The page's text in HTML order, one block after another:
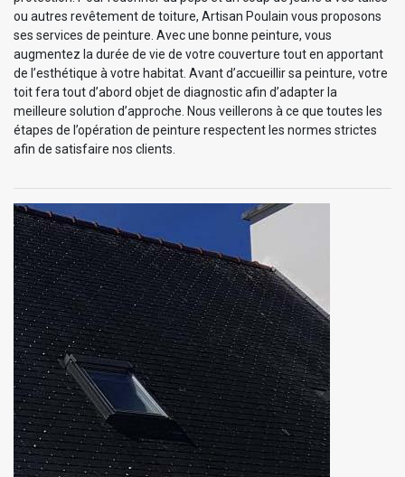
ou autres revêtement de toiture, Artisan Poulain vous proposons
ses services de peinture. Avec une bonne peinture, vous
augmentez la durée de vie de votre couverture tout en apportant
de l’esthétique à votre habitat. Avant d’accueillir sa peinture, votre
toit fera tout d’abord objet de diagnostic afin d’adapter la
meilleure solution d’approche. Nous veillerons à ce que toutes les
étapes de l’opération de peinture respectent les normes strictes
afin de satisfaire nos clients.